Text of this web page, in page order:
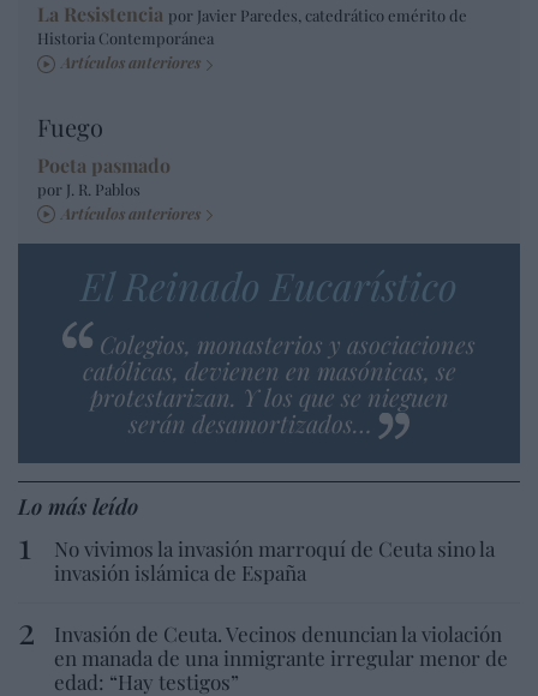
La Resistencia por Javier Paredes, catedrático emérito de
Historia Contemporánea
Artículos anteriores
Fuego
Poeta pasmado
por J. R. Pablos
Artículos anteriores
El Reinado Eucarístico
Colegios, monasterios y asociaciones
católicas, devienen en masónicas, se
protestarizan. Y los que se nieguen
serán desamortizados…
Lo más leído
No vivimos la invasión marroquí de Ceuta sino la
invasión islámica de España
Invasión de Ceuta. Vecinos denuncian la violación
en manada de una inmigrante irregular menor de
edad: “Hay testigos”